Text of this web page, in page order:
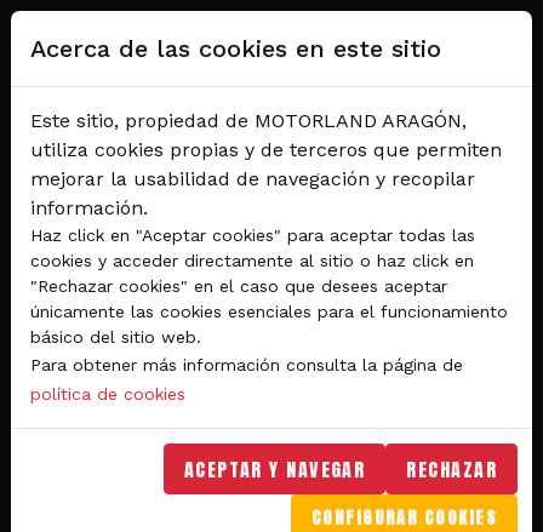
Pasar al contenido principal
Del 28 al 30 de agosto 2026
Circuito de velocidad
GRAN PREMIO
MICHELIN® DE ARAGÓN
DE MOTOGP™ 2026
Acerca de las cookies en este sitio
Este sitio, propiedad de MOTORLAND ARAGÓN,
utiliza cookies propias y de terceros que permiten
mejorar la usabilidad de navegación y recopilar
información.
Haz click en "Aceptar cookies" para aceptar todas las
cookies y acceder directamente al sitio o haz click en
"Rechazar cookies" en el caso que desees aceptar
únicamente las cookies esenciales para el funcionamiento
básico del sitio web.
Para obtener más información consulta la página de
política de cookies
ACEPTAR Y NAVEGAR RECHAZAR
CONFIGURAR COOKIES